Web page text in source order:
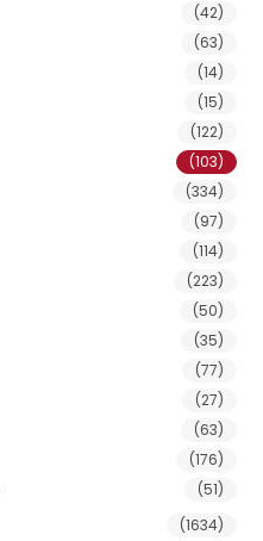
(42)
(63)
(14)
(15)
(122)
(103)
(334)
(97)
(114)
(223)
(50)
(35)
(77)
(27)
(63)
(176)
(51)
(1634)